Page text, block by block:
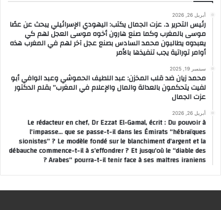
أبريل 26, 2026
رئيس التحرير د. عزت الجمال يكتب: اليهودي الإسرائيلي يبحث عن عصًا
موسى بالمغرب وكما صنع هارون أخوه موسى العجل لهم كي
يعبدوه يطالبون محمد السادس بصنع عجل آخر لهم في المغرب هذه
أوامر توراتية يجب تنفيذها بالأمر
سبتمبر 19, 2025
محمد زيان ضد قلب المخزن: عبد اللطيف الحموشي وعبد الوافي أبو
لفيت يتحكمون بالعدالة والمال والإعلام في المغرب” بقلم الدكتور
عزت الجمال
أبريل 26, 2026
Le rédacteur en chef, Dr Ezzat El-Gamal, écrit : Du pouvoir à
l’impasse… que se passe-t-il dans les Émirats “hébraïques
sionistes” ? Le modèle fondé sur le blanchiment d’argent et la
débauche commence-t-il à s’effondrer ? Et jusqu’où le “diable des
Arabes” pourra-t-il tenir face à ses maîtres iraniens ?